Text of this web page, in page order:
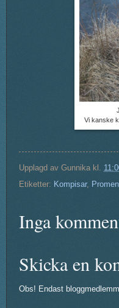
Vi kanske
Upplagd av Gunnika kl.
Etiketter: Kompisar,
Inga
Skicka en
Obs! Endast